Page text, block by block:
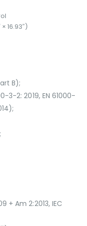
16.93″)
B);
3-2: 2019, EN 61000-
+ Am 2:2013, IEC